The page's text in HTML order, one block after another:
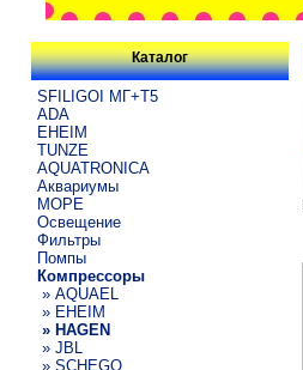
Каталог
SFILIGOI МГ+Т5
ADA
EHEIM
TUNZE
AQUATRONICA
Аквариумы
МОРЕ
Освещение
Фильтры
Помпы
Компрессоры
» AQUAEL
» EHEIM
» HAGEN
» JBL
» SCHEGO